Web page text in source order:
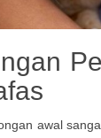
awal